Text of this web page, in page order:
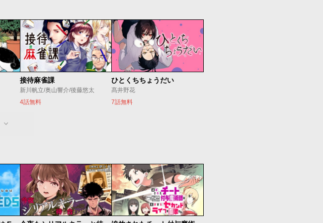
接待麻雀課
新川帆立/奥山響介/後藤悠太
4話無料
ひとくちちょうだい
髙井野花
7話無料